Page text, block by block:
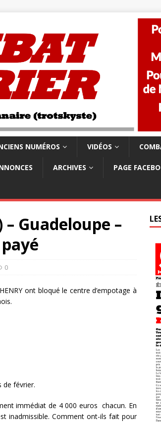
NUMÉROS VIDÉOS
ARCHIVES PAGE
Guadeloupe –
0
ont bloqué le centre d’empotage à
de février.
immédiat de 4 000 euros chacun. En
inadmissible. Comment ont-ils fait pour